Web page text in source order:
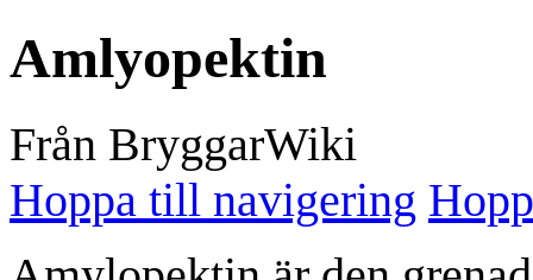
Amlyopektin
Från BryggarWiki
Hoppa till navigering